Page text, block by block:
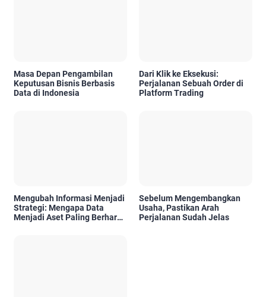
Masa Depan Pengambilan
Keputusan Bisnis Berbasis
Data di Indonesia
Dari Klik ke Eksekusi:
Perjalanan Sebuah Order di
Platform Trading
Mengubah Informasi Menjadi
Strategi: Mengapa Data
Menjadi Aset Paling Berharga
Sebelum Mengembangkan
Usaha, Pastikan Arah
Perjalanan Sudah Jelas